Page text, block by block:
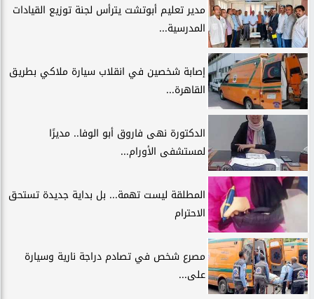
مدير تعليم أبوتشت يترأس لجنة توزيع القيادات
المدرسية...
إصابة شخصين في انقلاب سيارة ملاكي بطريق
القاهرة...
الدكتورة نهى فاروق أبو الوفا.. مديرًا
لمستشفى الأورام...
المطلقة ليست تهمة... بل بداية جديدة تستحق
الاحترام
مصرع شخص في تصادم دراجة نارية وسيارة
على...